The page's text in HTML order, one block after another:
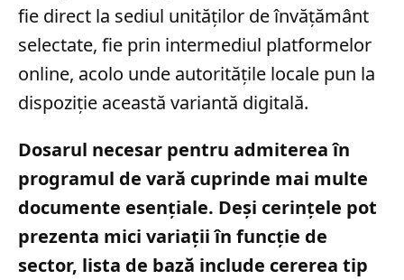
fie direct la sediul unităților de învățământ
selectate, fie prin intermediul platformelor
online, acolo unde autoritățile locale pun la
dispoziție această variantă digitală.
Dosarul necesar pentru admiterea în
programul de vară cuprinde mai multe
documente esențiale. Deși cerințele pot
prezenta mici variații în funcție de
sector, lista de bază include cererea tip